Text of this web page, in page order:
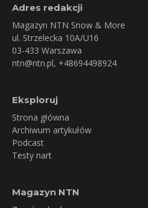
Adres redakcji
Magazyn NTN Snow & More
ul. Strzelecka 10A/U16
03-433 Warszawa
ntn@ntn.pl, +48694498924
Eksploruj
Strona główna
Archiwum artykułów
Podcast
Testy nart
Magazyn NTN